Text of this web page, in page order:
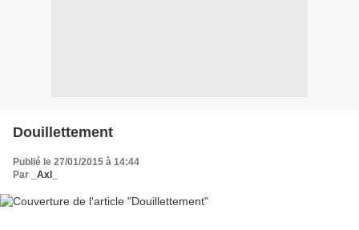
Douillettement
Publié le 27/01/2015 à 14:44
Par
_Axl_